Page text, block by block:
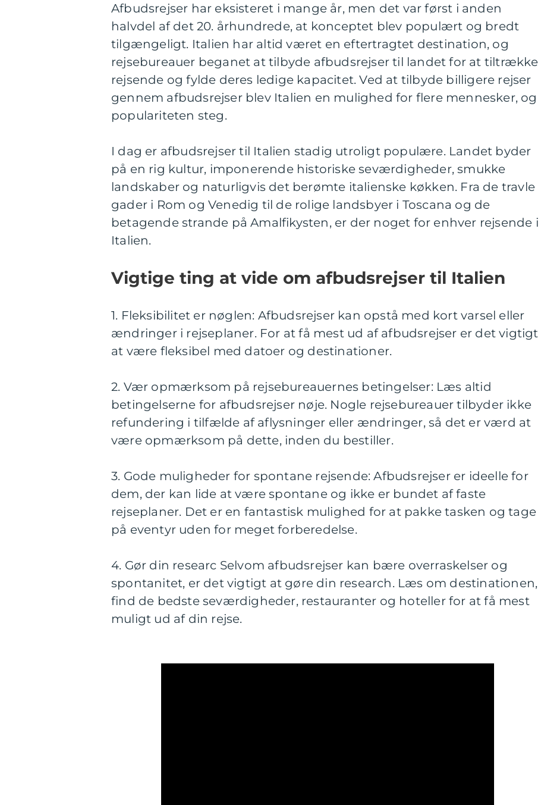
Afbudsrejser har eksisteret i mange år, men det var først i anden
halvdel af det 20. århundrede, at konceptet blev populært og bredt
tilgængeligt. Italien har altid været en eftertragtet destination, og
rejsebureauer beganet at tilbyde afbudsrejser til landet for at tiltrække
rejsende og fylde deres ledige kapacitet. Ved at tilbyde billigere rejser
gennem afbudsrejser blev Italien en mulighed for flere mennesker, og
populariteten steg.
I dag er afbudsrejser til Italien stadig utroligt populære. Landet byder
på en rig kultur, imponerende historiske seværdigheder, smukke
landskaber og naturligvis det berømte italienske køkken. Fra de travle
gader i Rom og Venedig til de rolige landsbyer i Toscana og de
betagende strande på Amalfikysten, er der noget for enhver rejsende i
Italien.
Vigtige ting at vide om afbudsrejser til Italien
1. Fleksibilitet er nøglen: Afbudsrejser kan opstå med kort varsel eller
ændringer i rejseplaner. For at få mest ud af afbudsrejser er det vigtigt
at være fleksibel med datoer og destinationer.
2. Vær opmærksom på rejsebureauernes betingelser: Læs altid
betingelserne for afbudsrejser nøje. Nogle rejsebureauer tilbyder ikke
refundering i tilfælde af aflysninger eller ændringer, så det er værd at
være opmærksom på dette, inden du bestiller.
3. Gode muligheder for spontane rejsende: Afbudsrejser er ideelle for
dem, der kan lide at være spontane og ikke er bundet af faste
rejseplaner. Det er en fantastisk mulighed for at pakke tasken og tage
på eventyr uden for meget forberedelse.
4. Gør din researc Selvom afbudsrejser kan bære overraskelser og
spontanitet, er det vigtigt at gøre din research. Læs om destinationen,
find de bedste seværdigheder, restauranter og hoteller for at få mest
muligt ud af din rejse.